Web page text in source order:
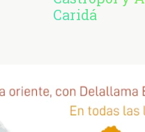
Caridá